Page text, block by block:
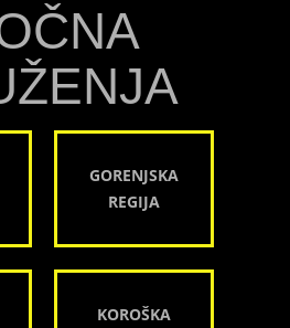
GORENJSKA
REGIJA
KOROŠKA